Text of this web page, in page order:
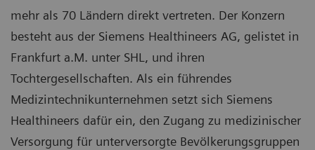
mehr als 70 Ländern direkt vertreten. Der Konzern
besteht aus der Siemens Healthineers AG, gelistet in
Frankfurt a.M. unter SHL, und ihren
Tochtergesellschaften. Als ein führendes
Medizintechnikunternehmen setzt sich Siemens
Healthineers dafür ein, den Zugang zu medizinischer
Versorgung für unterversorgte Bevölkerungsgruppen